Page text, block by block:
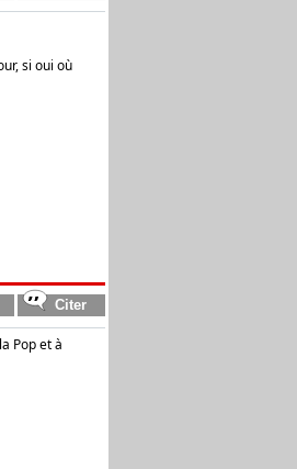
si oui où
Pop et à